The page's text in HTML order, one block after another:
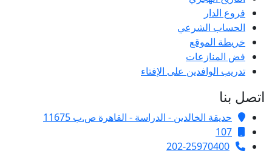
فروع الدار
الحساب الشرعي
خريطة الموقع
فض المنازعات
تدريب الوافدين على الإفتاء
اتصل بنا
حديقة الخالدين - الدراسة - القاهرة ص.ب 11675
107
202-25970400